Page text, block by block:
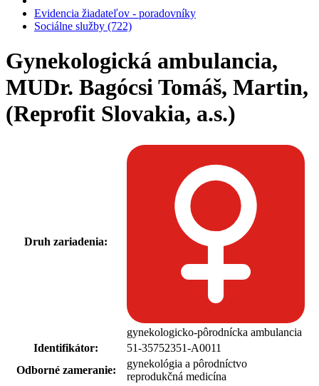
Evidencia žiadateľov - poradovníky
Sociálne služby (722)
Gynekologická ambulancia,
MUDr. Bagócsi Tomáš, Martin,
(Reprofit Slovakia, a.s.)
Druh zariadenia:
gynekologicko-pôrodnícka ambulancia
Identifikátor:
51-35752351-A0011
Odborné zameranie:
gynekológia a pôrodníctvo
reprodukčná medicína